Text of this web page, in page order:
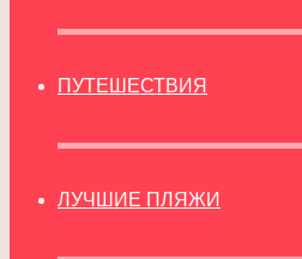
ПУТЕШЕСТВИЯ
ЛУЧШИЕ ПЛЯЖИ